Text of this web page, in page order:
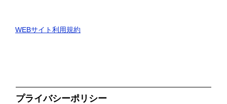
WEBサイト利用規約
プライバシーポリシー